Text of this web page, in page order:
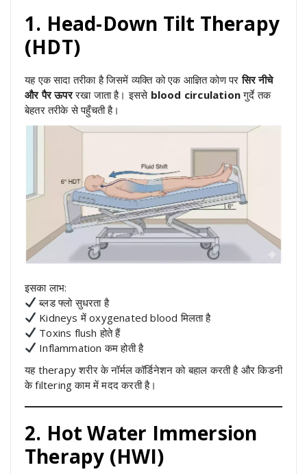
1. Head-Down Tilt Therapy
(HDT)
यह एक सादा तरीका है जिसमें व्यक्ति को एक आज्ञित कोण परसिर नीचे
और पैर ऊपररखा जाता है। इससे blood circulationगुर्दे तक
बेहतर तरीके से पहुँचती है।
इसका लाभ:
ब्लड फ्लो सुधरता है
Kidneys में oxygenated blood मिलता है
Toxins flush होते हैं
Inflammation कम होती है
यह therapy शरीर के नॉर्मल कॉर्डिनेशन को बहाल करती है और किडनी
के filtering काम में मदद करती है।
2. Hot Water Immersion
Therapy (HWI)